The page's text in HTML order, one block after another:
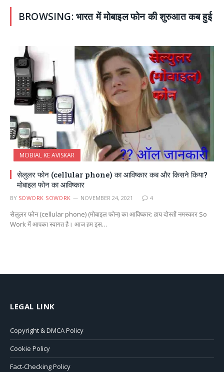
BROWSING:भारत में मोबाइल फोन की शुरुआत कब हुई
MOBIAL KE AVISKAR
सेलुलर फोन (cellular phone) का आविष्कार कब और किसने किया?
मोबाइल फोन का आविष्कार
BY SOWORK SOWORK NOVEMBER 24, 2021 4
सेलुलर फोन (cellular phone) (मोबाइल फोन) का आविष्कार: हाय दोस्तों नमस्कार So
Work में आपका स्वागत है। आज हम इस…
LEGAL LINK
Copyright & DMCA Policy
Cookie Policy
Fact-Checking Policy